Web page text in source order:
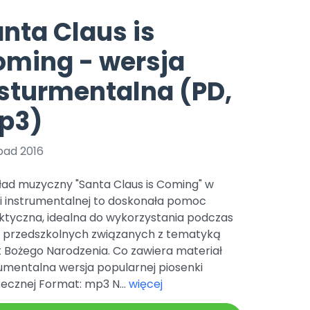
Pomoc
Nowości
Zapowiedzi
czerwca 2024 r. uzyskała
Online.
Bliżej Pieska
Pomoc zwierzętom
Książka (dla) Przedszkolaka
Promowanie czytelnictwa
TikTok
Zobacz nas na TikToku
YouTube
Filmy edukacyjne
Claus is
- wersja
(PD,
2016
muzyczny "Santa Claus is Coming" w
instrumentalnej to doskonała pomoc
idealna do wykorzystania podczas
przedszkolnych związanych z tematyką
Bożego Narodzenia. Co zawiera materiał
wersja popularnej piosenki
Format: mp3 N... więcej